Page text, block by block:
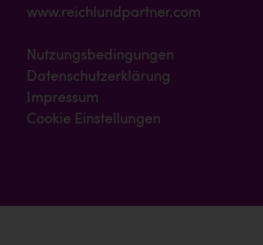
www.reichlundpartner.com
Nutzungsbedingungen
Datenschutzerklärung
Impressum
Cookie Einstellungen